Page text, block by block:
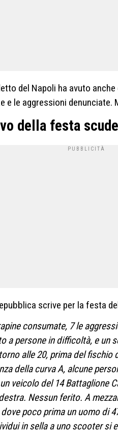
del Napoli ha avuto
e le aggressioni denunciate.
della festa
scrive per la festa
consumate, 7 le
a persone in difficoltà, e un
alle 20, prima del fischio
della curva A, alcune
veicolo del 14 Battaglione
Nessun ferito. A
poco prima un uomo di
in sella a uno scooter si